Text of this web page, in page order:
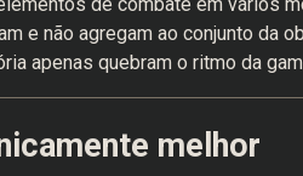
e não agregam ao conjunto da
apenas quebram o ritmo da
melhor